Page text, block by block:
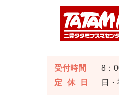
受付時間
8：
定休日
日・